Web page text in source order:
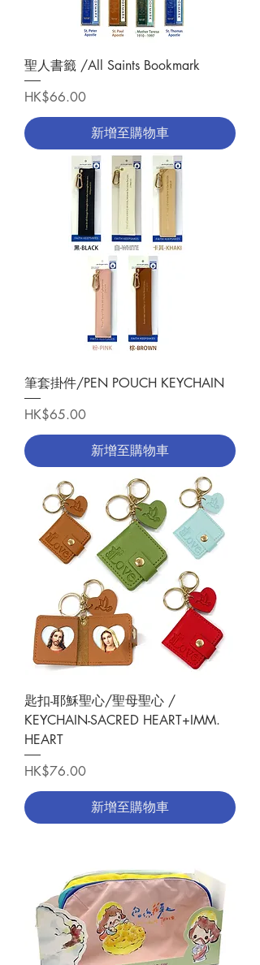
聖人書籤 /All Saints Bookmark
價格
HK$66.00
新增至購物車
筆套掛件/PEN POUCH KEYCHAIN
價格
HK$65.00
新增至購物車
匙扣-耶穌聖心/聖母聖心 /
KEYCHAIN-SACRED HEART+IMM.
HEART
價格
HK$76.00
新增至購物車